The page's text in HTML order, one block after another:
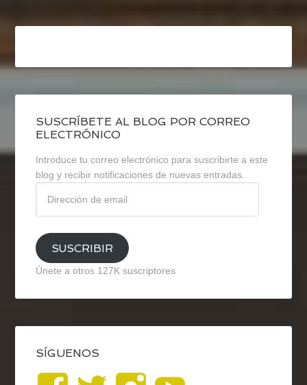
SUSCRÍBETE AL BLOG POR CORREO
ELECTRÓNICO
Introduce tu correo electrónico para suscribirte a este
blog y recibir notificaciones de nuevas entradas.
email
SUSCRIBIR
Únete a otros 127K suscriptores
SÍGUENOS